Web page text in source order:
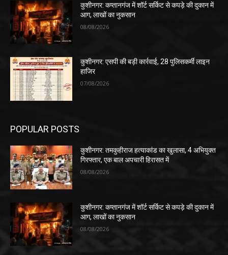
कुशीनगर: कप्तानगंज में शॉर्ट सर्किट से कपड़े की दुकान में
आग, लाखों का नुकसान
08/08/2026
कुशीनगर: एसपी की बड़ी कार्रवाई, 28 पुलिसकर्मी लाइन
हाजिर
07/08/2026
POPULAR POSTS
कुशीनगर: तमकुहीराज हत्याकांड का खुलासा, 4 अभियुक्त
गिरफ्तार, एक बाल अपचारी हिरासत में
08/08/2026
कुशीनगर: कप्तानगंज में शॉर्ट सर्किट से कपड़े की दुकान में
आग, लाखों का नुकसान
08/08/2026